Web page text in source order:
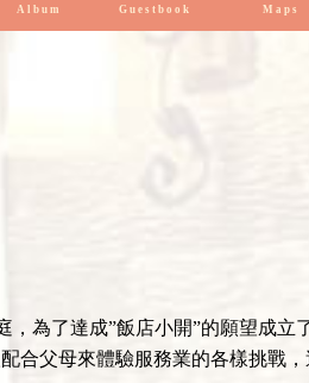
Album Guestbook Maps
為了達成”飯店小開”的願望成立
合父母來體驗服務業的各樣挑戰